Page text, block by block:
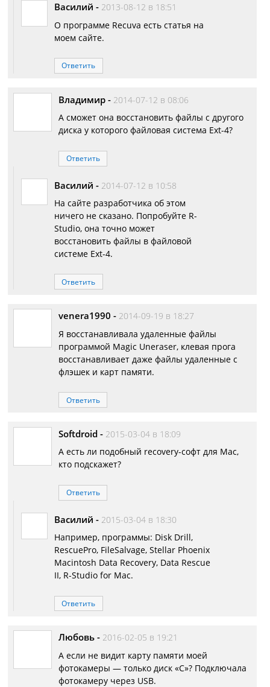
Василий - 2013-08-12 в 18:51
О программе Recuva есть статья на
моем сайте.
Ответить
Владимир - 2014-07-12 в 08:06
А сможет она восстановить файлы с другого
диска у которого файловая система Ext-4?
Ответить
Василий - 2014-07-12 в 10:58
На сайте разработчика об этом
ничего не сказано. Попробуйте R-
Studio, она точно может
восстановить файлы в файловой
системе Ext-4.
Ответить
venera1990 - 2014-09-19 в 18:27
Я восстанавливала удаленные файлы
программой Magic Uneraser, клевая прога
восстанавливает даже файлы удаленные с
флэшек и карт памяти.
Ответить
Softdroid - 2015-03-04 в 18:09
А есть ли подобный recovery-софт для Mac,
кто подскажет?
Ответить
Василий - 2015-03-04 в 18:30
Например, программы: Disk Drill,
RescuePro, FileSalvage, Stellar Phoenix
Macintosh Data Recovery, Data Rescue
II, R-Studio for Mac.
Ответить
Любовь - 2016-02-05 в 19:21
А если не видит карту памяти моей
фотокамеры — только диск «С»? Подключала
фотокамеру через USB.